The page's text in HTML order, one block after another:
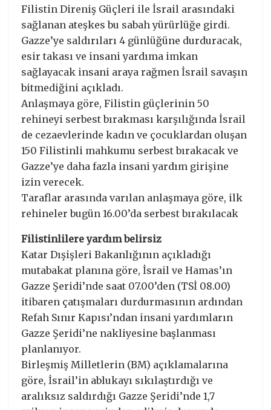
Filistin Direniş Güçleri ile İsrail arasındaki
sağlanan ateşkes bu sabah yürürlüğe girdi.
Gazze’ye saldırıları 4 günlüğüne durduracak,
esir takası ve insani yardıma imkan
sağlayacak insani araya rağmen İsrail savaşın
bitmediğini açıkladı.
Anlaşmaya göre, Filistin güçlerinin 50
rehineyi serbest bırakması karşılığında İsrail
de cezaevlerinde kadın ve çocuklardan oluşan
150 Filistinli mahkumu serbest bırakacak ve
Gazze’ye daha fazla insani yardım girişine
izin verecek.
Taraflar arasında varılan anlaşmaya göre, ilk
rehineler bugün 16.00’da serbest bırakılacak
Filistinlilere yardım belirsiz
Katar Dışişleri Bakanlığının açıkladığı
mutabakat planına göre, İsrail ve Hamas’ın
Gazze Şeridi’nde saat 07.00’den (TSİ 08.00)
itibaren çatışmaları durdurmasının ardından
Refah Sınır Kapısı’ndan insani yardımların
Gazze Şeridi’ne nakliyesine başlanması
planlanıyor.
Birleşmiş Milletlerin (BM) açıklamalarına
göre, İsrail’in ablukayı sıkılaştırdığı ve
aralıksız saldırdığı Gazze Şeridi’nde 1,7